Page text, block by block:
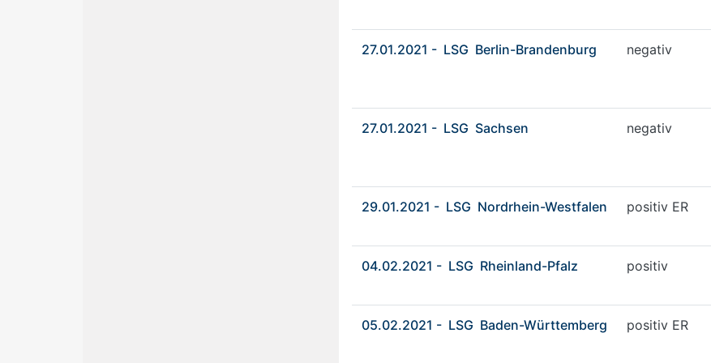
27.01.2021 - LSG Berlin-Brandenburg negativ
27.01.2021 - LSG Sachsen negativ
29.01.2021 - LSG Nordrhein-Westfalen positiv ER
04.02.2021 - LSG Rheinland-Pfalz positiv
05.02.2021 - LSG Baden-Württemberg positiv ER